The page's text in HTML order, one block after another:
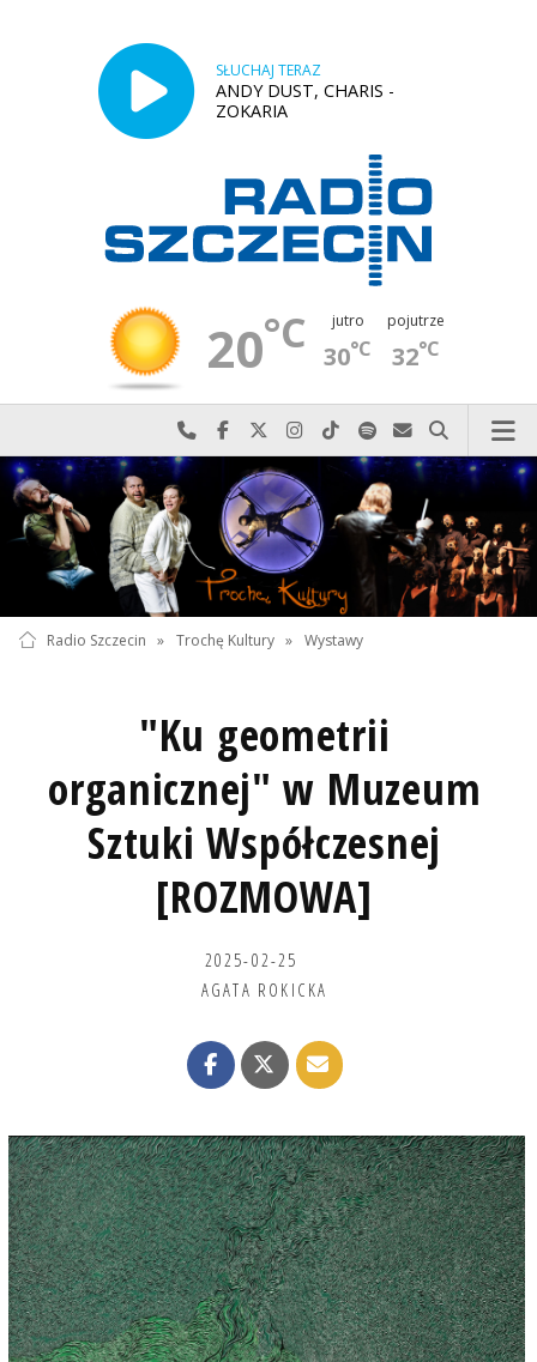
SŁUCHAJ TERAZ
ANDY DUST, CHARIS -
ZOKARIA
20°C jutro
30°C
pojutrze
32°C
Najlepiej po prostu do nas zadzwoń
Odwiedź nas na Facebook-u
Odwiedź nas na X
Odwiedź nas na Instagram-ie
Odwiedź nas na TikTok-u
Szukaj nas na Spotify
Wyślij do nas
Szukaj
Radio Szczecin » Trochę Kultury » Wystawy
"Ku geometrii
organicznej" w Muzeum
Sztuki Współczesnej
[ROZMOWA]
2025-02-25
AGATA ROKICKA